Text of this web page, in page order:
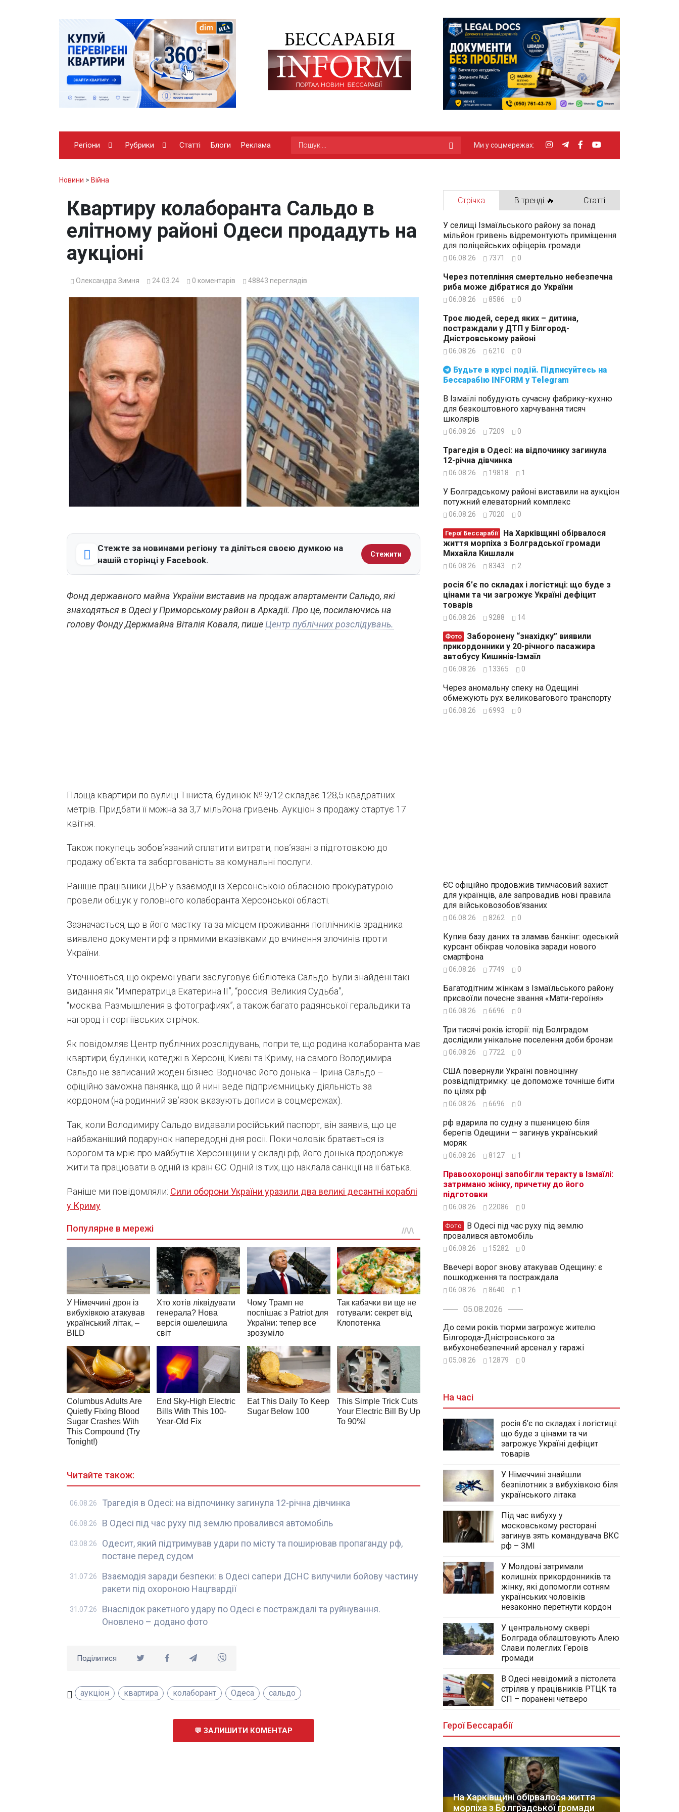
Регіони Рубрики Статті Блоги Реклама Ми у соцмережах:
Новини > Війна
Квартиру колаборанта Сальдо в
елітному районі Одеси продадуть на
аукціоні
Олександра Зимня 24.03.24 0 коментарів 48843 переглядів
Стежте за новинами регіону та діліться своєю думкою на
нашій сторінці у Facebook.
Стежити
Фонд державного майна України виставив на продаж апартаменти Сальдо, які
знаходяться в Одесі у Приморському район в Аркадії. Про це, посилаючись на
голову Фонду Держмайна Віталія Коваля, пишеЦентр публічних розслідувань.
Площа квартири по вулиці Тіниста, будинок № 9/12 складає 128,5 квадратних
метрів. Придбати її можна за 3,7 мільйона гривень. Аукціон з продажу стартує 17
квітня.
Також покупець зобов’язаний сплатити витрати, пов’язані з підготовкою до
продажу об’єкта та заборгованість за комунальні послуги.
Раніше працівники ДБР у взаємодії із Херсонською обласною прокуратурою
провели обшук у головного колаборанта Херсонської області.
Зазначається, що в його маєтку та за місцем проживання поплічників зрадника
виявлено документи рф з прямими вказівками до вчинення злочинів проти
України.
Уточнюється, що окремої уваги заслуговує бібліотека Сальдо. Були знайдені такі
видання як “Императрица Екатерина ІІ”, “россия. Великия Судьба”,
“москва. Размышления в фотографиях”, а також багато радянської геральдики та
нагород і георгіївських стрічок.
Як повідомляє Центр публічних розслідувань, попри те, що родина колаборанта має
квартири, будинки, котеджі в Херсоні, Києві та Криму, на самого Володимира
Сальдо не записаний жоден бізнес. Водночас його донька – Ірина Сальдо –
офіційно заможна панянка, що й нині веде підприємницьку діяльність за
кордоном (на родинний зв’язок вказують дописи в соцмережах).
Так, коли Володимиру Сальдо видавали російський паспорт, він заявив, що це
найбажаніший подарунок напередодні дня росії. Поки чоловік братається із
ворогом та мріє про майбутнє Херсонщини у складі рф, його донька продовжує
жити та працювати в одній із країн ЄС. Одній із тих, що наклала санкції на її батька.
Раніше ми повідомляли: Сили оборони України уразили два великі десантні кораблі
у Криму
Читайте також:
Трагедія в Одесі: на відпочинку загинула 12-річна дівчинка
06.08.26
В Одесі під час руху під землю провалився автомобіль
06.08.26
Одесит, який підтримував удари по місту та поширював пропаганду рф,
постане перед судом
03.08.26
Взаємодія заради безпеки: в Одесі сапери ДСНС вилучили бойову частину
ракети під охороною Нацгвардії
31.07.26
Внаслідок ракетного удару по Одесі є постраждалі та руйнування.
Оновлено – додано фото
31.07.26
Поділитися
аукціон квартира колаборант Одеса сальдо
ЗАЛИШИТИ КОМЕНТАР
Стрічка В тренді 🔥 Статті
Бессарабію INFORM у Telegram
У селищі Ізмаїльського району за понад
мільйон гривень відремонтують приміщення
для поліцейських офіцерів громади
06.08.26 7371 0
Через потепління смертельно небезпечна
риба може дібратися до України
06.08.26 8586 0
Троє людей, серед яких – дитина,
постраждали у ДТП у Білгород-
Дністровському районі
06.08.26 6210 0
В Ізмаїлі побудують сучасну фабрику-кухню
для безкоштовного харчування тисяч
школярів
06.08.26 7209 0
Трагедія в Одесі: на відпочинку загинула
12-річна дівчинка
06.08.26 19818 1
У Болградському районі виставили на аукціон
потужний елеваторний комплекс
06.08.26 7020 0
Герої Бессарабії
життя морпіха з Болградської громади
Михайла Кишлали
06.08.26 8343 2
росія б’є по складах і логістиці: що буде з
цінами та чи загрожує Україні дефіцит
товарів
06.08.26 9288 14
Фото
прикордонники у 20-річного пасажира
автобусу Кишинів-Ізмаїл
06.08.26 13365 0
Через аномальну спеку на Одещині
обмежують рух великовагового транспорту
06.08.26 6993 0
ЄС офіційно продовжив тимчасовий захист
для українців, але запровадив нові правила
для військовозобов’язаних
06.08.26 8262 0
Купив базу даних та зламав банкінг: одеський
курсант обікрав чоловіка заради нового
смартфона
06.08.26 7749 0
Багатодітним жінкам з Ізмаїльського району
присвоїли почесне звання «Мати-героїня»
06.08.26 6696 0
Три тисячі років історії: під Болградом
дослідили унікальне поселення доби бронзи
06.08.26 7722 0
США повернули Україні повноцінну
розвідпідтримку: це допоможе точніше бити
по цілях рф
06.08.26 6696 0
рф вдарила по судну з пшеницею біля
берегів Одещини — загинув український
моряк
06.08.26 8127 1
Правоохоронці запобігли теракту в Ізмаїлі:
затримано жінку, причетну до його
підготовки
06.08.26 22086 0
Фото
провалився автомобіль
06.08.26 15282 0
Ввечері ворог знову атакував Одещину: є
пошкодження та постраждала
06.08.26 8640 1
05.08.2026
До семи років тюрми загрожує жителю
Білгорода-Дністровського за
вибухонебезпечний арсенал у гаражі
05.08.26 12879 0
На часі
росія б’є по складах і логістиці:
що буде з цінами та чи
загрожує Україні дефіцит
товарів
У Німеччині знайшли
безпілотник з вибухівкою біля
українського літака
Під час вибуху у
московському ресторані
загинув зять командувача ВКС
рф – ЗМІ
У Молдові затримали
колишніх прикордонників та
жінку, які допомогли сотням
українських чоловіків
незаконно перетнути кордон
У центральному сквері
Болграда облаштовують Алею
Слави полеглих Героїв
громади
В Одесі невідомий з пістолета
стріляв у працівників РТЦК та
СП – поранені четверо
Герої Бессарабії
На Харківщині обірвалося життя
морпіха з Болградської громади